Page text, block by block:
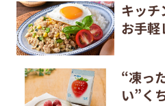
キッ
お手軽
“凍っ
い”く